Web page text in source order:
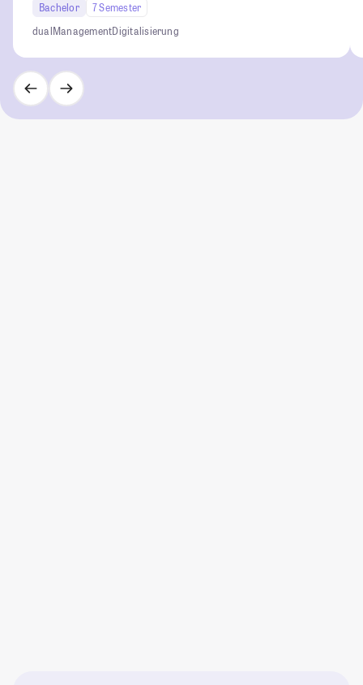
Bachelor
7 Semester
dualManagementDigitalisierung